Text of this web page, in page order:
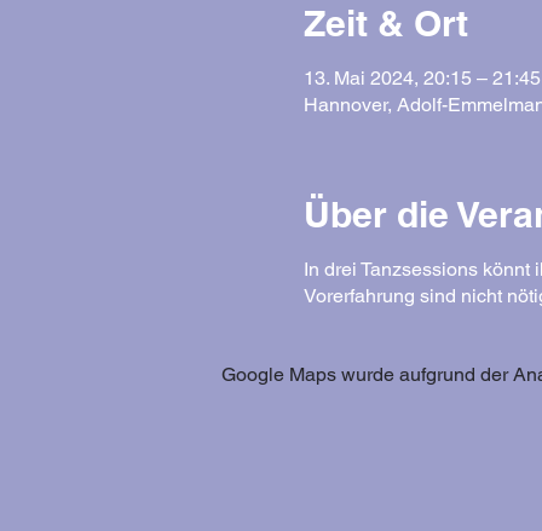
Zeit & Ort
13. Mai 2024, 20:15 – 21:45
Hannover, Adolf-
Über die
In drei Tanzsessions könnt
Vorerfahrung sind nicht
Google Maps wurde aufgrund der